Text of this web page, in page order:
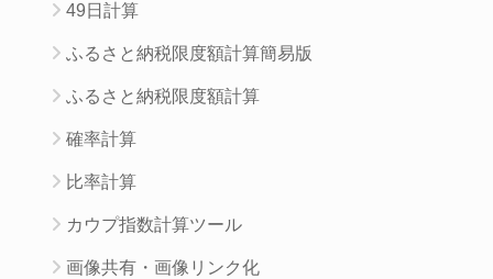
49日計算
ふるさと納税限度額計算簡易版
ふるさと納税限度額計算
確率計算
比率計算
カウプ指数計算ツール
画像共有・画像リンク化